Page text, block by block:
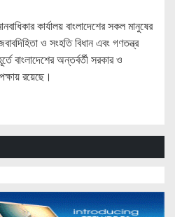
কার্যালয় বাংলাদেশের সকল মানুষের
ও সংহতি বিধান এবং গণতন্ত্র
বাংলাদেশের অন্তর্বর্তী সরকার ও
রয়েছে।